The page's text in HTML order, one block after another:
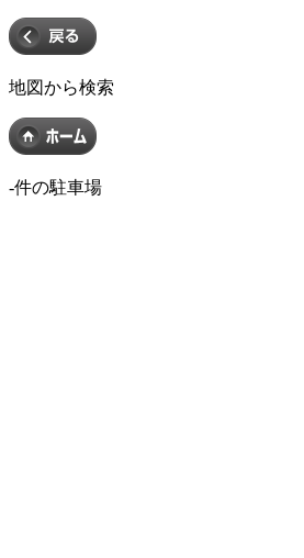
地図から検索
-件の駐車場